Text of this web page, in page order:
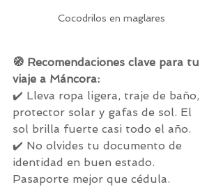
Cocodrilos en maglares
🧭 Recomendaciones clave para tu
viaje a Máncora:
✔️ Lleva ropa ligera, traje de baño,
protector solar y gafas de sol. El
sol brilla fuerte casi todo el año.
✔️ No olvides tu documento de
identidad en buen estado.
Pasaporte mejor que cédula.